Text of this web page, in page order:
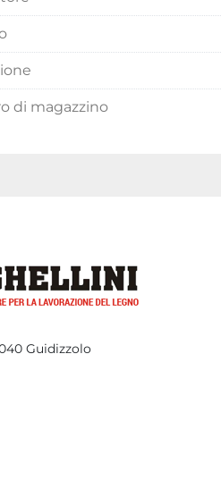
di magazzino
Guidizzolo